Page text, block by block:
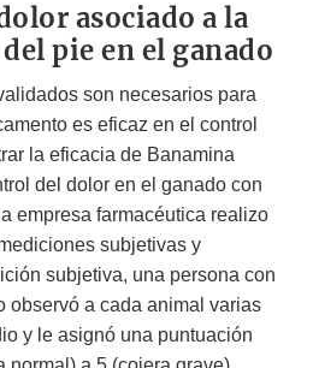
asociado a la
pie en el ganado
son necesarios para
es eficaz en el control
la eficacia de Banamina
del dolor en el ganado con
empresa farmacéutica realizo
subjetivas y
subjetiva, una persona con
observó a cada animal varias
y le asignó una puntuación